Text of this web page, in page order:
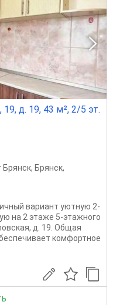
д. 19, 43 м², 2/5 эт.
Брянск, Брянск,
вариант уютную 2-
на 2 этаже 5-этажного
д. 19. Общая
комфортное